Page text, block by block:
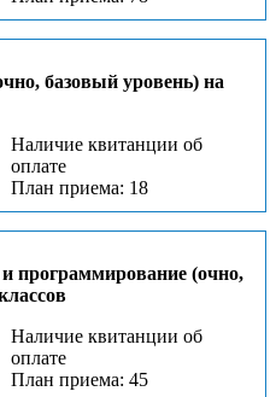
базовый уровень) на
Наличие квитанции об
оплате
План приема: 18
программирование (очно,
Наличие квитанции об
оплате
План приема: 45